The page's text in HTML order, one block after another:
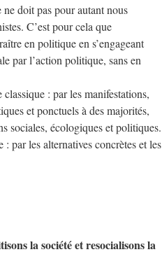
doit pas pour autant nous
C’est pour cela que
en politique en s’engageant
par l’action politique, sans en
: par les manifestations,
et ponctuels à des majorités,
sociales, écologiques et politiques.
par les alternatives concrètes et les
la société et resocialisons la